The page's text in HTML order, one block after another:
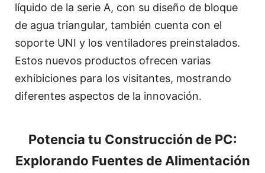
líquido de la serie A, con su diseño de bloque
de agua triangular, también cuenta con el
soporte UNI y los ventiladores preinstalados.
Estos nuevos productos ofrecen varias
exhibiciones para los visitantes, mostrando
diferentes aspectos de la innovación.
Potencia tu Construcción de PC:
Explorando Fuentes de Alimentación